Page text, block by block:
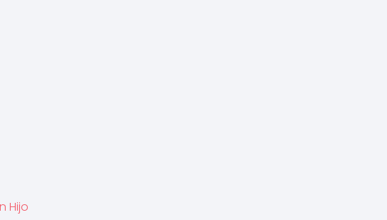
Hijo